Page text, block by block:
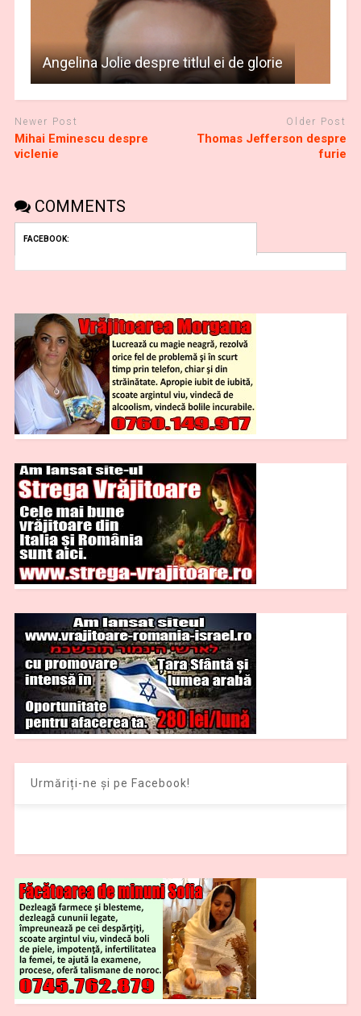
Angelina Jolie despre titlul ei de glorie
Newer Post
Mihai Eminescu despre
viclenie
Older Post
Thomas Jefferson despre
furie
COMMENTS
FACEBOOK:
Urmăriți-ne și pe Facebook!